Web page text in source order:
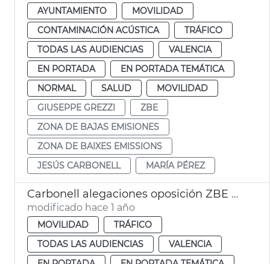
AYUNTAMIENTO
MOVILIDAD
CONTAMINACIÓN ACÚSTICA
TRÁFICO
TODAS LAS AUDIENCIAS
VALENCIA
EN PORTADA
EN PORTADA TEMÁTICA
NORMAL
SALUD
MOVILIDAD
GIUSEPPE GREZZI
ZBE
ZONA DE BAJAS EMISIONES
ZONA DE BAIXES EMISSIONS
JESÚS CARBONELL
MARÍA PÉREZ
Carbonell alegaciones oposición ZBE València
modificado hace 1 año
MOVILIDAD
TRÁFICO
TODAS LAS AUDIENCIAS
VALENCIA